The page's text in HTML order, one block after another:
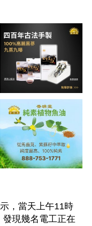
，當天上午11時
現幾名電工正在